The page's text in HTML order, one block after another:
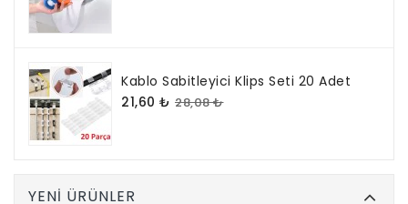
Kablo Sabitleyici Klips Seti 20 Adet
21,60 ₺ 28,08 ₺
YENI ÜRÜNLER